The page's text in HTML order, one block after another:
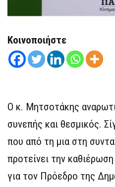
Κοινοποιήστε
Ο κ. Μητσοτάκης
συνεπής και θεσμικός.
που από τη μια στη
προτείνει την
για τον Πρόεδρο της